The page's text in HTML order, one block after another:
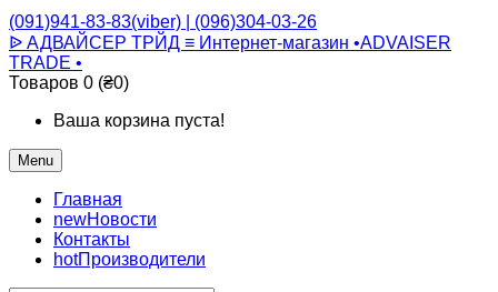
(091)941-83-83(viber) | (096)304-03-26
ᐉ АДВАЙСЕР ТРЙД ≡ Интернет-магазин •ADVAISER
TRADE •
Товаров 0 (₴0)
Ваша корзина пуста!
Menu
Главная
newНовости
Контакты
hotПроизводители